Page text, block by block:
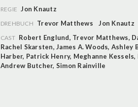
REGIE Jon Knautz
DREHBUCH Trevor Matthews Jon Knautz
CAST Robert Englund, Trevor Matthews,
Rachel Skarsten,James A. Woods, Ashley
Harber, Patrick Henry, Meghanne Kessels,
Andrew Butcher, Simon Rainville